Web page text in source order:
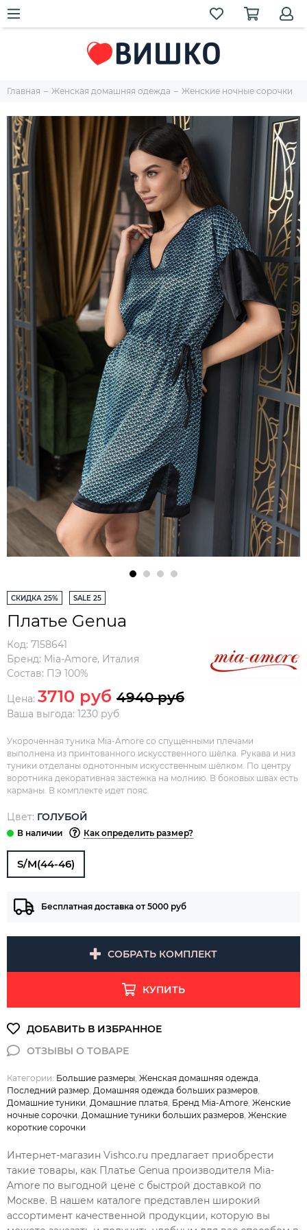
Главная Женская домашняя одежда Женские ночные сорочки
СКИДКА 25% SALE 25
Платье Genua
Код: 7158641
Бренд: Mia-Amore, Италия
Состав: ПЭ 100%
Цена: 3710 руб 4940 руб
Ваша выгода: 1230 руб
Укороченная туника Mia-Amore со спущенными плечами
выполнена из принтованного искусственного шёлка. Рукава и низ
туники отделаны однотонным искусственным шёлком. По центру
воротника декоративная застежка на молнию. В боковых швах есть
карманы. В комплекте идет пояс.
Цвет: ГОЛУБОЙ
Как определить размер?
S/M(44-46)
Бесплатная доставка от 5000 руб
СОБРАТЬ КОМПЛЕКТ
КУПИТЬ
Категории: Большие размеры Женская домашняя одежда
Последний размер Домашняя одежда больших размеров
Домашние туники Домашние платья Бренд Mia-Amore Женские
ночные сорочки Домашние туники больших размеров Женские
короткие сорочки
Интернет-магазин Vishco.ru предлагает приобрести
такие товары, как Платье Genua производителя Mia-
Amore по выгодной цене с быстрой доставкой по
Москве. В нашем каталоге представлен широкий
ассортимент качественной продукции, которую вы